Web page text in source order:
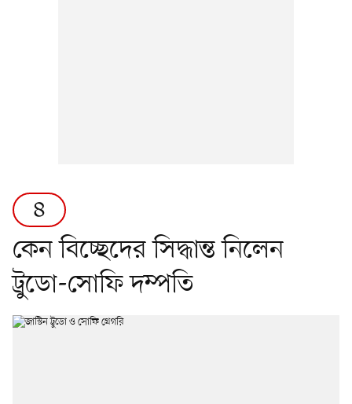
৪
কেন বিচ্ছেদের সিদ্ধান্ত নিলেন
ট্রুডো-সোফি দম্পতি